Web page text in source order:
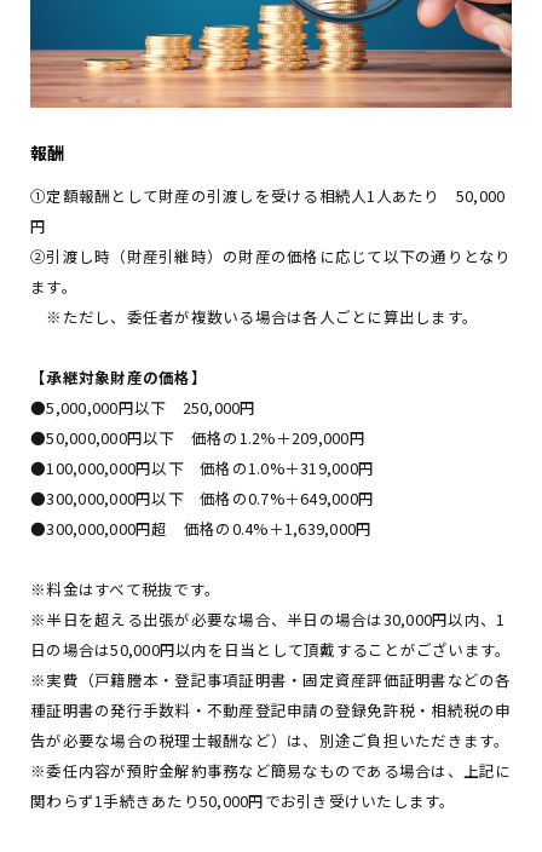
報酬
①定額報酬として財産の引渡しを受ける相続人1人あたり 50,000
円
②引渡し時（財産引継時）の財産の価格に応じて以下の通りとなり
ます。
※ただし、委任者が複数いる場合は各人ごとに算出します。
【承継対象財産の価格】
●5,000,000円以下 250,000円
●50,000,000円以下 価格の1.2%＋209,000円
●100,000,000円以下 価格の1.0%＋319,000円
●300,000,000円以下 価格の0.7%＋649,000円
●300,000,000円超 価格の0.4%＋1,639,000円
※料金はすべて税抜です。
※半日を超える出張が必要な場合、半日の場合は30,000円以内、1
日の場合は50,000円以内を日当として頂戴することがございます。
※実費（戸籍謄本・登記事項証明書・固定資産評価証明書などの各
種証明書の発行手数料・不動産登記申請の登録免許税・相続税の申
告が必要な場合の税理士報酬など）は、別途ご負担いただきます。
※委任内容が預貯金解約事務など簡易なものである場合は、上記に
関わらず1手続きあたり50,000円でお引き受けいたします。